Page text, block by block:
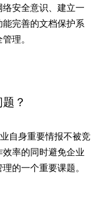
安全意识、建立一
完善的文档保护系
理。
？
自身重要情报不被竞
率的同时避免企业
的一个重要课题。